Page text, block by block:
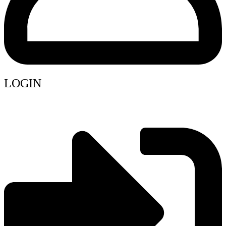
LOGIN